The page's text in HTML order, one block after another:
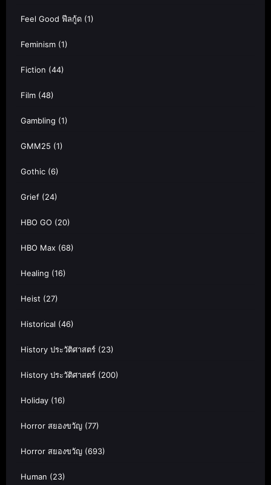
Feel Good ฟีลกู้ด (1)
Feminism (1)
Fiction (44)
Film (48)
Gambling (1)
GMM25 (1)
Gothic (6)
Grief (24)
HBO GO (20)
HBO Max (68)
Healing (16)
Heist (27)
Historical (46)
History ประวัติศาสตร์ (23)
History ประวัติศาสตร์ (200)
Holiday (16)
Horror สยองขวัญ (77)
Horror สยองขวัญ (693)
Human (23)